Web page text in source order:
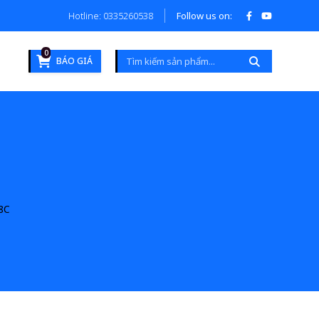
Hotline: 0335260538 Follow us on:
0
BÁO GIÁ